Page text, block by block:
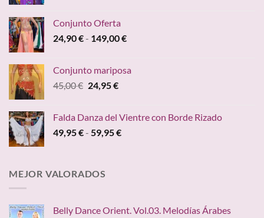
19,95 €
Conjunto Oferta
24,90€- 149,00€Rango
desde
149,00 €
Conjunto mariposa
45,00€ El
era:
45,00 €.
24,95€El
es:
24,95 €.
Falda Danza del Vientre con Borde Rizado
49,95€- 59,95€Rango
59,95 €
MEJOR VALORADOS
Belly Dance Orient. Vol.03. Melodías Árabes